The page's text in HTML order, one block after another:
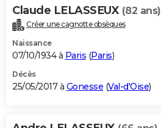
Claude LELASSEUX (82 ans)
Créer une cagnotte obsèques
Naissance
07/10/1934 à Paris (Paris)
Décès
25/05/2017 à Gonesse (Val-d'Oise)